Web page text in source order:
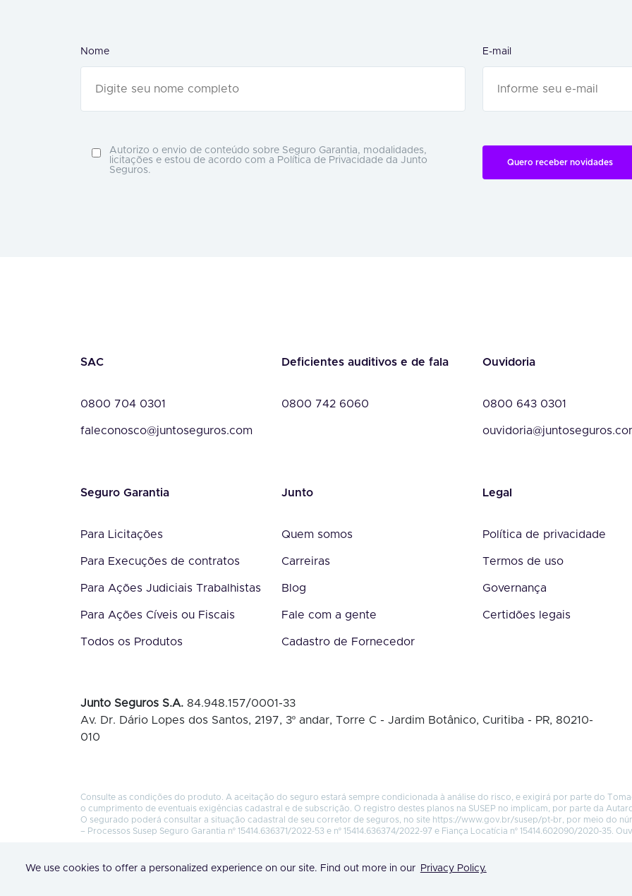
We use cookies to offer a personalized experience on our site. Find out more in our Privacy Policy.
Nome E-mail
Autorizo o envio de conteúdo sobre Seguro Garantia, modalidades,
licitações e estou de acordo com a Política de Privacidade da Junto
Seguros.
SAC
0800 704 0301
faleconosco@juntoseguros.com
Deficientes auditivos e de fala
0800 742 6060
Ouvidoria
0800 643 0301
Seguro Garantia
Para Licitações
Para Execuções de contratos
Para Ações Judiciais Trabalhistas
Para Ações Cíveis ou Fiscais
Todos os Produtos
Junto
Quem somos
Carreiras
Blog
Fale com a gente
Cadastro de Fornecedor
Legal
Política de privacidade
Termos de uso
Governança
Certidões legais
Junto Seguros S.A. 84.948.157/0001-33
Av. Dr. Dário Lopes dos Santos, 2197, 3º andar, Torre C - Jardim Botânico, Curitiba - PR, 80210-
010
Consulte as condições do produto. A aceitação do seguro estará sempre condicionada à análise do risco, e exigirá por parte do
o cumprimento de eventuais exigências cadastral e de subscrição. O registro destes planos na SUSEP no implicam, por parte da
O segurado poderá consultar a situação cadastral de seu corretor de seguros, no site https://www.gov.br/susep/pt-br , por meio do
– Processos Susep Seguro Garantia nº 15414.636371/2022-53 e nº 15414.636374/2022-97 e Fiança Locatícia nº 15414.602090/2020-35.